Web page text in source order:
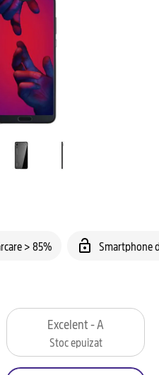
> 85% Smartphone
Excelent - A
Stoc epuizat